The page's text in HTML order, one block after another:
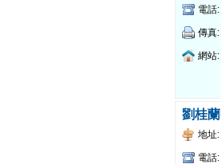
電話:
傳真:
網站:
劉桂
地址:
電話: